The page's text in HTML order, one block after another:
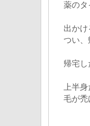
薬のタ
出か
つい、
帰宅し
上半身
毛が禿